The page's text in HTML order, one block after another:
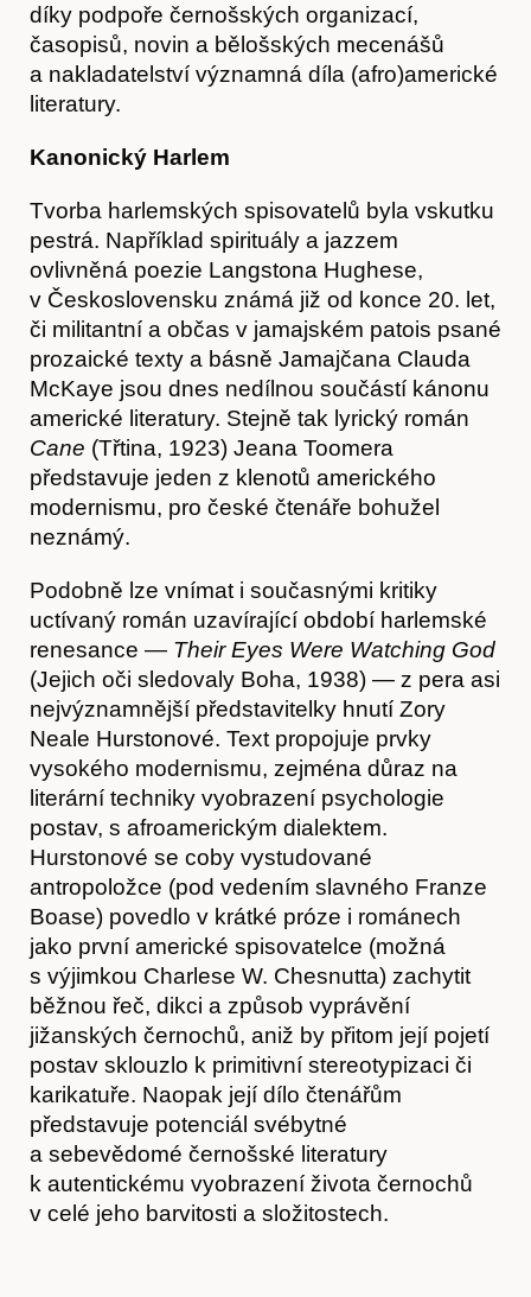
O nás
Obchod
díky podpoře černošských organizací,
časopisů, novin a bělošských mecenášů
a nakladatelství významná díla (afro)americké
literatury.
Kanonický Harlem
Tvorba harlemských spisovatelů byla vskutku
pestrá. Například spirituály a jazzem
ovlivněná poezie Langstona Hughese,
v Československu známá již od konce 20. let,
či militantní a občas v jamajském patois psané
prozaické texty a básně Jamajčana Clauda
McKaye jsou dnes nedílnou součástí kánonu
americké literatury. Stejně tak lyrický román
Cane (Třtina, 1923) Jeana Toomera
představuje jeden z klenotů amerického
modernismu, pro české čtenáře bohužel
neznámý.
Podobně lze vnímat i současnými kritiky
uctívaný román uzavírající období harlemské
renesance — Their Eyes Were Watching God
(Jejich oči sledovaly Boha, 1938) — z pera asi
nejvýznamnější představitelky hnutí Zory
Neale Hurstonové. Text propojuje prvky
vysokého modernismu, zejména důraz na
literární techniky vyobrazení psychologie
postav, s afroamerickým dialektem.
Hurstonové se coby vystudované
antropoložce (pod vedením slavného Franze
Boase) povedlo v krátké próze i románech
jako první americké spisovatelce (možná
s výjimkou Charlese W. Chesnutta) zachytit
běžnou řeč, dikci a způsob vyprávění
jižanských černochů, aniž by přitom její pojetí
postav sklouzlo k primitivní stereotypizaci či
karikatuře. Naopak její dílo čtenářům
představuje potenciál svébytné
a sebevědomé černošské literatury
k autentickému vyobrazení života černochů
v celé jeho barvitosti a složitostech.